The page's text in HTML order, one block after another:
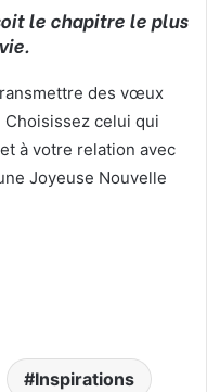
le chapitre le plus
des vœux
celui qui
à votre relation avec
Joyeuse Nouvelle
Inspirations